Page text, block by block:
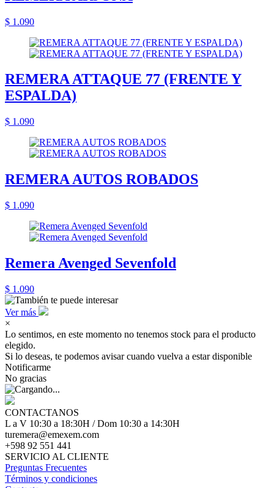
$ 1.090
REMERA ATTAQUE 77 (FRENTE Y
ESPALDA)
$ 1.090
REMERA AUTOS ROBADOS
$ 1.090
Remera Avenged Sevenfold
$ 1.090
Ver más
×
Lo sentimos, en este momento no tenemos stock para el producto
elegido.
Si lo deseas, te podemos avisar cuando vuelva a estar disponible
Notificarme
No gracias
CONTACTANOS
L a V 10:30 a 18:30H / Dom 10:30 a 14:30H
turemera@emexem.com
+598 92 551 441
SERVICIO AL CLIENTE
Preguntas Frecuentes
Términos y condiciones